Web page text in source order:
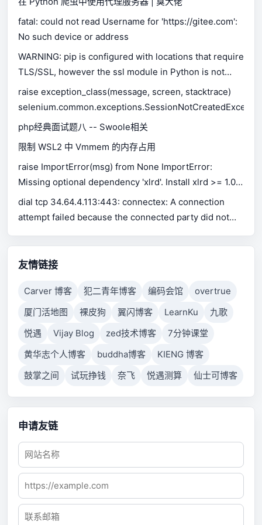
fatal: could not read Username for 'https://gitee.com':
No such device or address
WARNING: pip is configured with locations that require
TLS/SSL, however the ssl module in Python is not
available.
raise exception_class(message, screen, stacktrace)
php经典面试题八 -- Swoole相关
限制 WSL2 中 Vmmem 的内存占用
raise ImportError(msg) from None ImportError:
Missing optional dependency 'xlrd'. Install xlrd >= 1.0.0
for Excel support Use pip or conda to install xlrd.
dial tcp 34.64.4.113:443: connectex: A connection
attempt failed because the connected party did not
connection failed because connected host has failed
to respond.
友情链接
Carver 博客 犯二青年博客 编码会馆
overtrue
厦门活地图
裸皮狗 翼闪博客 LearnKu
九歌
悦遇
Vijay Blog zed技术博客
7分钟课堂
黄华志个人博客
buddha博客
KIENG 博客
鼓掌之间
试玩挣钱 奈飞 悦遇测算 仙士可博客
申请友链